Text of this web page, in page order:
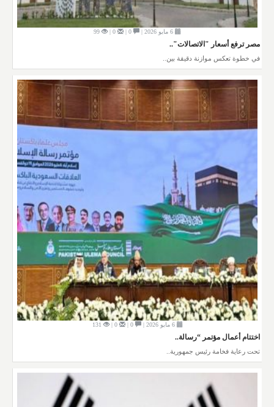
99
مصر ترفع أسعار "الاتصالات"..
في خطوة تعكس موازنة دقيقة بين..
6 مايو 2026 | 0 |
0 |
131
اختتام أعمال مؤتمر “رسالة..
تحت رعاية فخامة رئيس جمهورية..